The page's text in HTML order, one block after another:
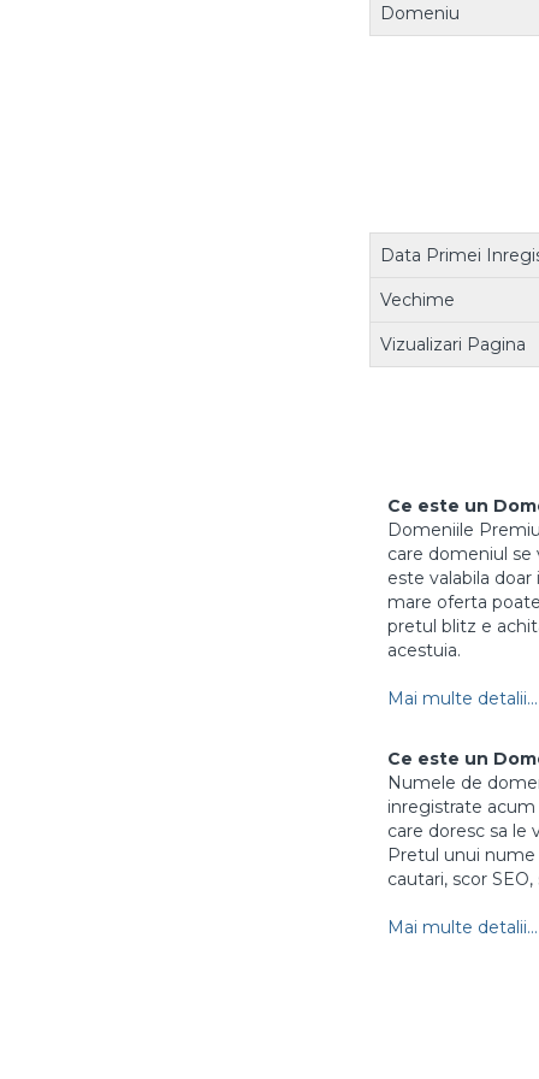
Domeniu
Data Primei
Vechime
Vizualizari Pagina
Ce este un
Domeniile
care domeniul se
este valabila
mare oferta
pretul blitz e
acestuia.
Mai multe detalii...
Ce este un
Numele de
inregistrate
care doresc sa le
Pretul unui
cautari, scor
Mai multe detalii...